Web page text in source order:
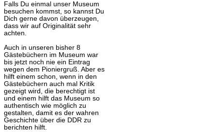
Falls Du einmal unser Museum
besuchen kommst, so kannst Du
Dich gerne davon überzeugen,
dass wir auf Originalität sehr
achten.
Auch in unseren bisher 8
Gästebüchern im Museum war
bis jetzt noch nie ein Eintrag
wegen dem Pioniergruß. Aber es
hilft einem schon, wenn in den
Gästebüchern auch mal Kritik
gezeigt wird, die berechtigt ist
und einem hilft das Museum so
authentisch wie möglich zu
gestalten, damit es der wahren
Geschichte über die DDR zu
berichten hilft.